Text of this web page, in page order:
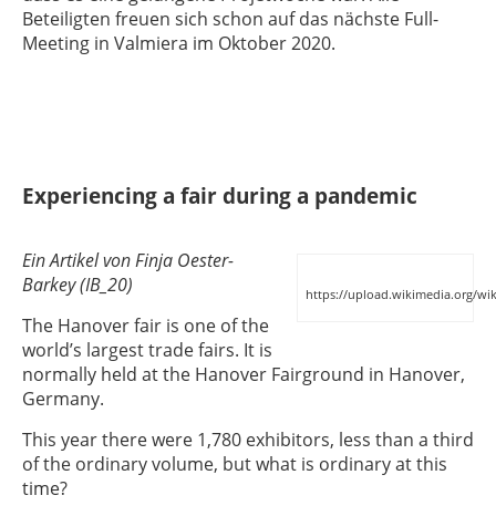
Beteiligten freuen sich schon auf das nächste Full-
Meeting in Valmiera im Oktober 2020.
Experiencing a fair during a pandemic
https://upload.wikimedia.org/
Ein Artikel von Finja Oester-
Barkey (IB_20)
The Hanover fair is one of the
world’s largest trade fairs. It is
normally held at the Hanover Fairground in Hanover,
Germany.
This year there were 1,780 exhibitors, less than a third
of the ordinary volume, but what is ordinary at this
time?